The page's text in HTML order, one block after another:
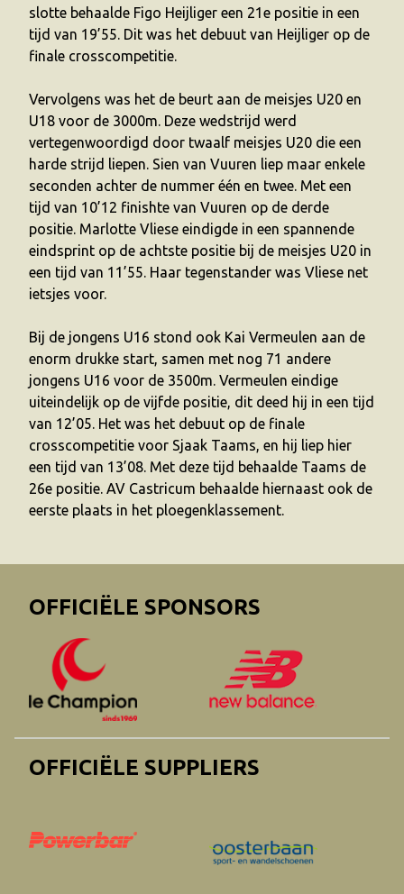
slotte behaalde Figo Heijliger een 21e positie in een
tijd van 19’55. Dit was het debuut van Heijliger op de
finale crosscompetitie.
Vervolgens was het de beurt aan de meisjes U20 en
U18 voor de 3000m. Deze wedstrijd werd
vertegenwoordigd door twaalf meisjes U20 die een
harde strijd liepen. Sien van Vuuren liep maar enkele
seconden achter de nummer één en twee. Met een
tijd van 10’12 finishte van Vuuren op de derde
positie. Marlotte Vliese eindigde in een spannende
eindsprint op de achtste positie bij de meisjes U20 in
een tijd van 11’55. Haar tegenstander was Vliese net
ietsjes voor.
Bij de jongens U16 stond ook Kai Vermeulen aan de
enorm drukke start, samen met nog 71 andere
jongens U16 voor de 3500m. Vermeulen eindige
uiteindelijk op de vijfde positie, dit deed hij in een tijd
van 12’05. Het was het debuut op de finale
crosscompetitie voor Sjaak Taams, en hij liep hier
een tijd van 13’08. Met deze tijd behaalde Taams de
26e positie. AV Castricum behaalde hiernaast ook de
eerste plaats in het ploegenklassement.
OFFICIËLE SPONSORS
OFFICIËLE SUPPLIERS